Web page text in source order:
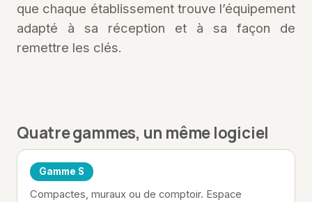
que chaque établissement trouve l’équipement
adapté à sa réception et à sa façon de
remettre les clés.
Quatre gammes, un même logiciel
Gamme S
Compactes, muraux ou de comptoir. Espace